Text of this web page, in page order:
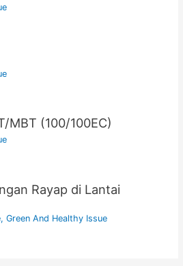
MBT (100/100EC)
Rayap di Lantai
, Green And Healthy Issue